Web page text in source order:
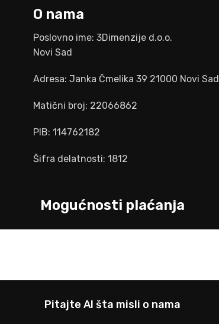
O nama
Poslovno ime: 3Dimenzije d.o.o.
Novi Sad
Adresa: Janka Čmelika 39 21000 Novi Sad
Matični broj: 22066862
PIB: 114762182
Šifra delatnosti: 1812
Mogućnosti plaćanja
Pitajte AI šta misli o nama